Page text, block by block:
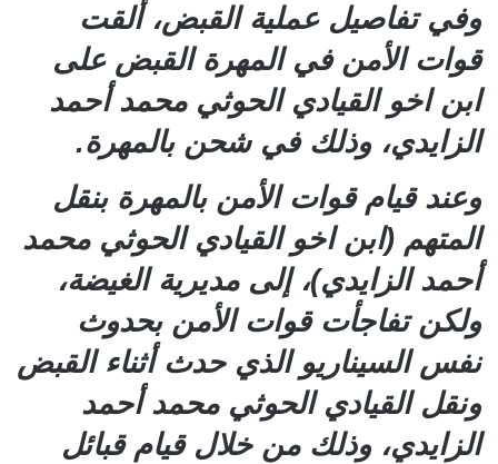
وفي تفاصيل عملية القبض، ألقت
قوات الأمن في المهرة القبض على
ابن اخو القيادي الحوثي محمد أحمد
الزايدي، وذلك في شحن بالمهرة.
وعند قيام قوات الأمن بالمهرة بنقل
المتهم (ابن اخو القيادي الحوثي محمد
أحمد الزايدي)، إلى مديرية الغيضة،
ولكن تفاجأت قوات الأمن بحدوث
نفس السيناريو الذي حدث أثناء القبض
ونقل القيادي الحوثي محمد أحمد
الزايدي، وذلك من خلال قيام قبائل